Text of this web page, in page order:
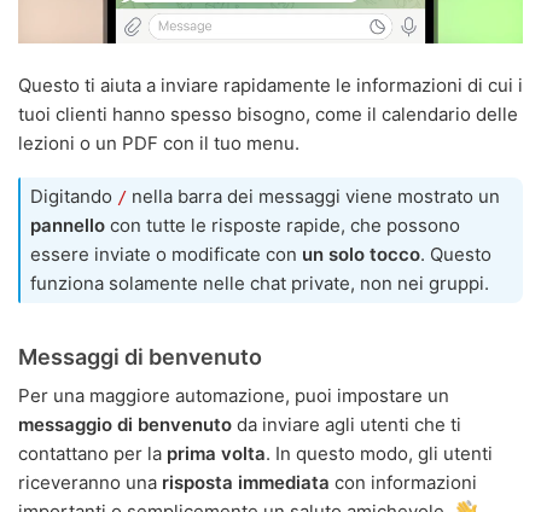
Questo ti aiuta a inviare rapidamente le informazioni di cui i
tuoi clienti hanno spesso bisogno, come il calendario delle
lezioni o un PDF con il tuo menu.
Digitando / nella barra dei messaggi viene mostrato un
pannello con tutte le risposte rapide, che possono
essere inviate o modificate con un solo tocco. Questo
funziona solamente nelle chat private, non nei gruppi.
Messaggi di benvenuto
Per una maggiore automazione, puoi impostare un
messaggio di benvenuto da inviare agli utenti che ti
contattano per la prima volta. In questo modo, gli utenti
riceveranno una risposta immediata con informazioni